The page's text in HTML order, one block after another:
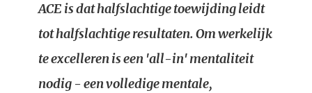
ACE is dat halfslachtige toewijding leidt
tot halfslachtige resultaten. Om werkelijk
te excelleren is een 'all-in' mentaliteit
nodig - een volledige mentale,